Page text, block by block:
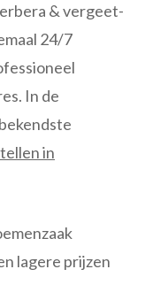
& vergeet-
24/7
In de
in
lagere prijzen